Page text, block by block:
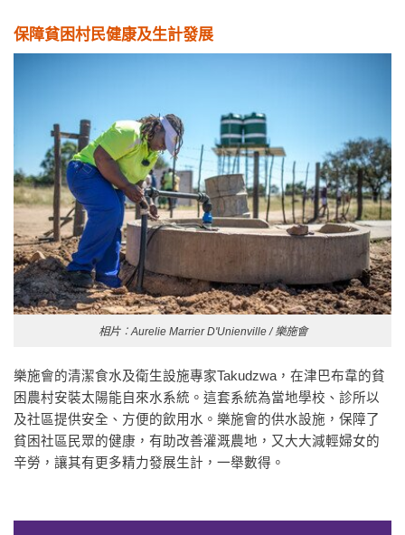
保障貧困村民健康及生計發展
相片︰Aurelie Marrier D'Unienville / 樂施會
樂施會的清潔食水及衛生設施專家Takudzwa，在津巴布韋的貧
困農村安裝太陽能自來水系統。這套系統為當地學校、診所以
及社區提供安全、方便的飲用水。樂施會的供水設施，保障了
貧困社區民眾的健康，有助改善灌溉農地，又大大減輕婦女的
辛勞，讓其有更多精力發展生計，一舉數得。